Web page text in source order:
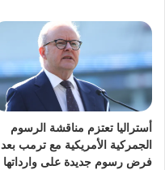
أستراليا تعتزم مناقشة الرسوم
الجمركية الأمريكية مع ترمب بعد
فرض رسوم جديدة على وارداتها